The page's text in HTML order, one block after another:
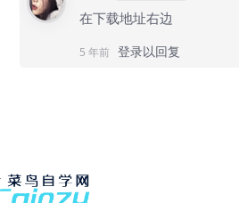
在下载地址右边
5 年前 登录以回复